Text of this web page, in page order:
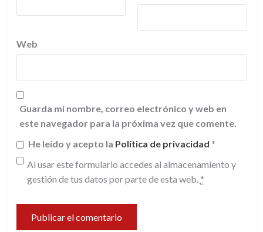
Web
Guarda mi nombre, correo electrónico y web en
este navegador para la próxima vez que comente.
He leído y acepto la Política de privacidad *
Al usar este formulario accedes al almacenamiento y
gestión de tus datos por parte de esta web. *